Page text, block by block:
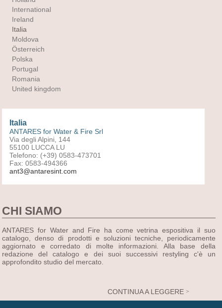
International
Ireland
Italia
Moldova
Österreich
Polska
Portugal
Romania
United kingdom
Italia
ANTARES for Water & Fire Srl
Via degli Alpini, 144
55100 LUCCA LU
Telefono: (+39) 0583-473701
Fax: 0583-494366
ant3@antaresint.com
CHI SIAMO
ANTARES for Water and Fire ha come vetrina espositiva il suo
catalogo, denso di prodotti e soluzioni tecniche, periodicamente
aggiornato e corredato di molte informazioni. Alla base della
redazione del catalogo e dei suoi successivi restyling c'è un
approfondito studio del mercato.
CONTINUA A LEGGERE